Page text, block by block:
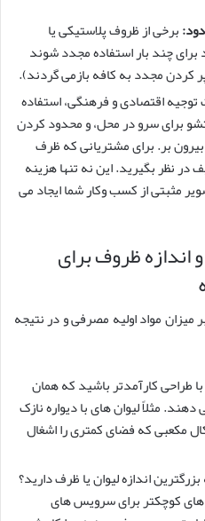
برخی از ظروف پلاستیکی یا
برای چند بار استفاده مجدد شوند
کردن مجدد به کافه بازمی گردند).
اقتصادی و فرهنگی، استفاده
برای سرو در محل، و محدود کردن
بر. برای مشتریانی که ظرف
نظر بگیرید. این نه تنها هزینه
مثبتی از کسب وکار شما ایجاد می
اندازه ظروف برای
میزان مواد اولیه مصرفی و در نتیجه
طراحی کارآمدتر باشید که همان
دهند. مثلاً لیوان های با دیواره نازک
مکعبی که فضای کمتری را اشغال
بزرگترین اندازه لیوان یا ظرف دارید؟
های کوچکتر برای سرویس های